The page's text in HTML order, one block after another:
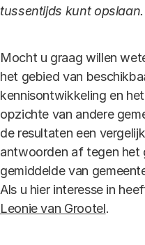
tussentijds kunt opslaan.
Mocht u graag willen
het gebied van
kennisontwikkeling en
opzichte van andere
de resultaten een
antwoorden af tegen het
gemiddelde van
Als u hier interesse in
Leonie van Grootel.